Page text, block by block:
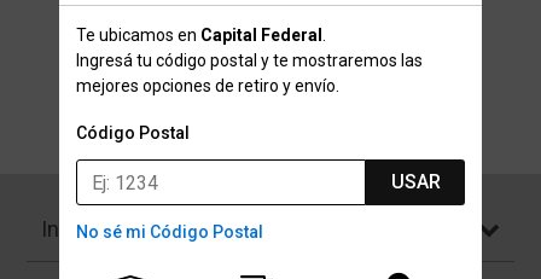
Te ubicamos en Capital Federal
Ingresá tu código postal y te mostraremos las
mejores opciones de retiro y envío.
Código Postal
USAR
No sé mi Código Postal
categoría "Arcos" que buscaste.
Institucional